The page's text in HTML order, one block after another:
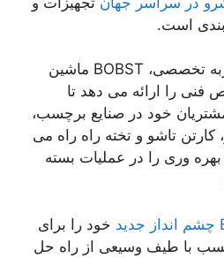
است.
با بیش از 130 سال تجربه تخصصی، BOBST ماشین
فنی را ارائه می دهد تا
خود در صنایع برچسب،
کارتن تاشو و تخته راه راه می
بهره وری را در عملیات بسته
خود را برای
با طیف وسیعی از راه حل